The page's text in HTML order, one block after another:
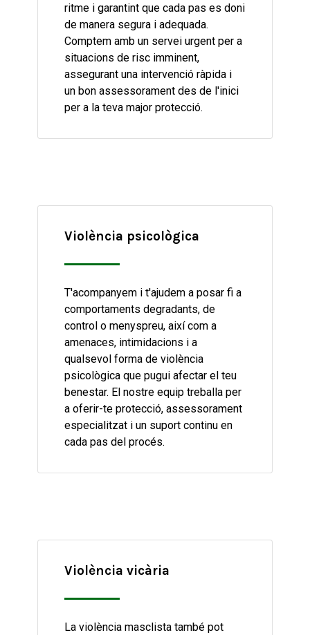
ritme i garantint que cada pas es doni
de manera segura i adequada.
Comptem amb un servei urgent per a
situacions de risc imminent,
assegurant una intervenció ràpida i
un bon assessorament des de l'inici
per a la teva major protecció.
Violència psicològica
T'acompanyem i t'ajudem a posar fi a
comportaments degradants, de
control o menyspreu, així com a
amenaces, intimidacions i a
qualsevol forma de violència
psicològica que pugui afectar el teu
benestar. El nostre equip treballa per
a oferir-te protecció, assessorament
especialitzat i un suport continu en
cada pas del procés.
Violència vicària
La violència masclista també pot